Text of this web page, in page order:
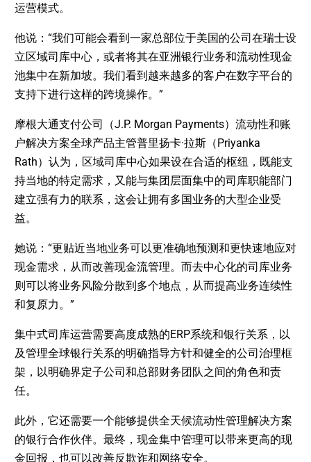
运营模式。
他说：“我们可能会看到一家总部位于美国的公司在瑞士设
立区域司库中心，或者将其在亚洲银行业务和流动性现金
池集中在新加坡。我们看到越来越多的客户在数字平台的
支持下进行这样的跨境操作。”
摩根大通支付公司（J.P. Morgan Payments）流动性和账
户解决方案全球产品主管普里扬卡·拉斯（Priyanka
Rath）认为，区域司库中心如果设在合适的枢纽，既能支
持当地的特定需求，又能与集团层面集中的司库职能部门
建立强有力的联系，这会让拥有多国业务的大型企业受
益。
她说：“更贴近当地业务可以更准确地预测和更快速地应对
现金需求，从而改善现金流管理。而去中心化的司库业务
则可以将业务风险分散到多个地点，从而提高业务连续性
和复原力。”
集中式司库运营需要高度成熟的ERP系统和银行关系，以
及管理全球银行关系的明确指导方针和健全的公司治理框
架，以明确界定子公司和总部财务团队之间的角色和责
任。
此外，它还需要一个能够提供全天候流动性管理解决方案
的银行合作伙伴。最终，现金集中管理可以带来更高的现
金回报，也可以改善反欺诈和网络安全。